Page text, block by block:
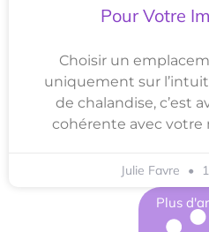
Pour Votre
Choisir un
uniquement sur
de chalandise, c’est
cohérente avec votre
Julie Favre
Plus